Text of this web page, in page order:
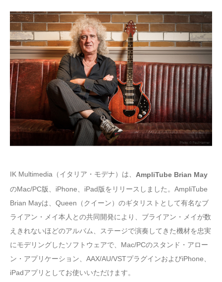
IK Multimedia（イタリア・モデナ）は、 AmpliTube Brian May
のMac/PC版、iPhone、iPad版をリリースしました。AmpliTube
Brian Mayは、Queen（クイーン）のギタリストとして有名なブ
ライアン・メイ本人との共同開発により、ブライアン・メイが数
えきれないほどのアルバム、ステージで演奏してきた機材を忠実
にモデリングしたソフトウェアで、Mac/PCのスタンド・アロー
ン・アプリケーション、AAX/AU/VSTプラグインおよびiPhone、
iPadアプリとしてお使いいただけます。